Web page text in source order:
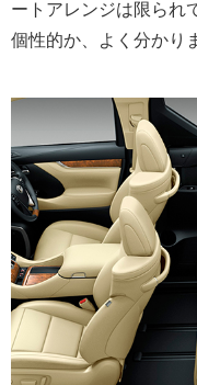
ートアレンジは限られ
個性的か、よく分かり